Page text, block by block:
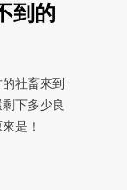
到的
社畜來到
下多少良
是！